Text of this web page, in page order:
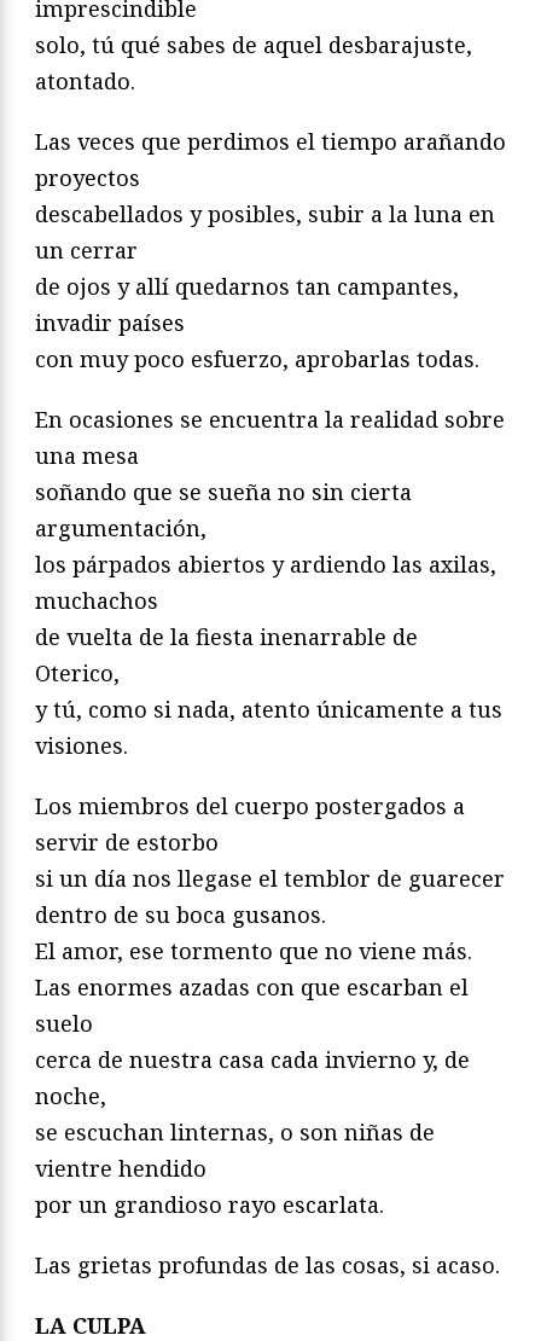
imprescindible
solo, tú qué sabes de aquel desbarajuste,
atontado.
Las veces que perdimos el tiempo arañando
proyectos
descabellados y posibles, subir a la luna en
un cerrar
de ojos y allí quedarnos tan campantes,
invadir países
con muy poco esfuerzo, aprobarlas todas.
En ocasiones se encuentra la realidad sobre
una mesa
soñando que se sueña no sin cierta
argumentación,
los párpados abiertos y ardiendo las axilas,
muchachos
de vuelta de la fiesta inenarrable de
Oterico,
y tú, como si nada, atento únicamente a tus
visiones.
Los miembros del cuerpo postergados a
servir de estorbo
si un día nos llegase el temblor de guarecer
dentro de su boca gusanos.
El amor, ese tormento que no viene más.
Las enormes azadas con que escarban el
suelo
cerca de nuestra casa cada invierno y, de
noche,
se escuchan linternas, o son niñas de
vientre hendido
por un grandioso rayo escarlata.
Las grietas profundas de las cosas, si acaso.
LA CULPA